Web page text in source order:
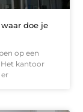
doe je
op een
kantoor